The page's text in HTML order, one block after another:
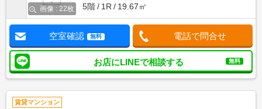
画像 : 22枚
5階
1R 19.67㎡
空室確認 無料 電話で問合せ
お店にLINEで相談する 無料
賃貸マンション